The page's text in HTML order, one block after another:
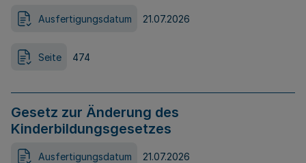
Ausfertigungsdatum 21.07.2026
Seite 474
Gesetz zur Änderung des
Kinderbildungsgesetzes
Ausfertigungsdatum 21.07.2026